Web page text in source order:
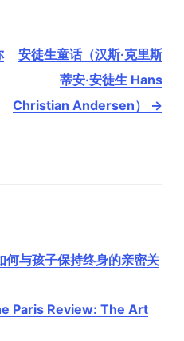
安徒生童话（汉斯·克里斯
蒂安·安徒生 Hans
Christian Andersen）
→
何与孩子保持终身的亲密关
Paris Review: The Art